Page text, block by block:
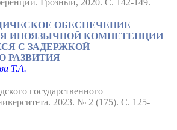
Грозный, 2020. С. 142-149.
ОБЕСПЕЧЕНИЕ
ИНОЯЗЫЧНОЙ КОМПЕТЕНЦИИ
С ЗАДЕРЖКОЙ
РАЗВИТИЯ
Т.А.
государственного
2023. № 2 (175). С. 125-